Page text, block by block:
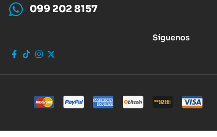
099 202 8157
Síguenos